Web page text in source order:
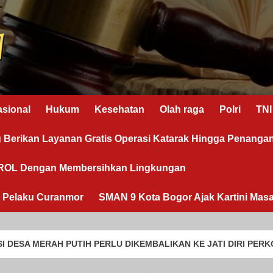
Hukum Kesehatan Olah raga Polri TNI
Layanan Gratis Operasi Katarak Hingga
Dengan Membersihkan Lingkungan
Curanmor SMAN 9 Kota Bogor Ajak Kartini
PERLU DIKEMBALIKAN KE JATI DIRI PERKOPERASIAN